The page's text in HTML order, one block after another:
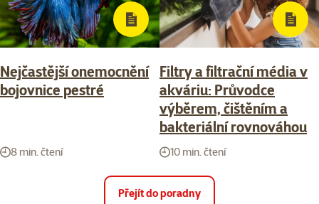
Nejčastější onemocnění
bojovnice pestré
8 min. čtení
Filtry a filtrační média v
akváriu: Průvodce
výběrem, čištěním a
bakteriální rovnováhou
10 min. čtení
Přejít do poradny